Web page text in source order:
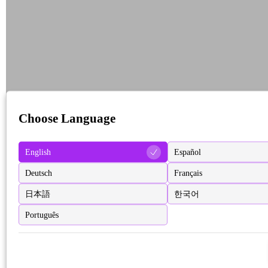
Choose Language
English Español
Deutsch Français
日本語 한국어
Português